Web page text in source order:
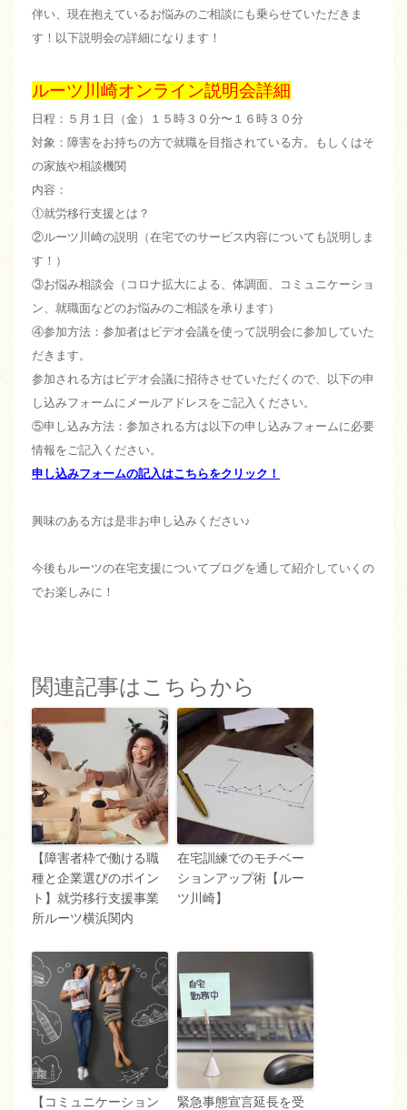
伴い、現在抱えているお悩みのご相談にも乗らせていただきま
す！以下説明会の詳細になります！
ルーツ川崎オンライン説明会詳細
日程：５月１日（金）１５時３０分〜１６時３０分
対象：障害をお持ちの方で就職を目指されている方。もしくはそ
の家族や相談機関
内容：
①就労移行支援とは？
②ルーツ川崎の説明（在宅でのサービス内容についても説明しま
す！）
③お悩み相談会（コロナ拡大による、体調面、コミュニケーショ
ン、就職面などのお悩みのご相談を承ります）
④参加方法：参加者はビデオ会議を使って説明会に参加していた
だきます。
参加される方はビデオ会議に招待させていただくので、以下の申
し込みフォームにメールアドレスをご記入ください。
⑤申し込み方法：参加される方は以下の申し込みフォームに必要
情報をご記入ください。
申し込みフォームの記入はこちらをクリック！
興味のある方は是非お申し込みください♪
今後もルーツの在宅支援についてブログを通して紹介していくの
でお楽しみに！
関連記事はこちらから
【障害者枠で働ける職
種と企業選びのポイン
ト】就労移行支援事業
所ルーツ横浜関内
在宅訓練でのモチベー
ションアップ術【ルー
ツ川崎】
【コミュニケーション
緊急事態宣言延長を受